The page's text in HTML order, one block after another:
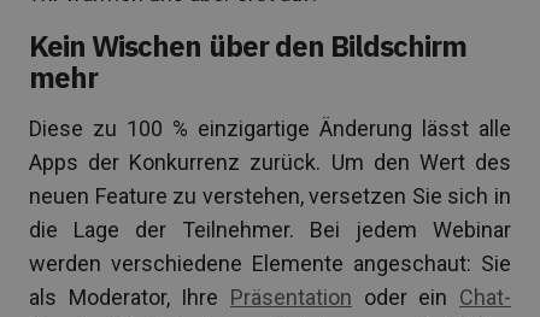
Kein Wischen über den Bildschirm
mehr
Diese zu 100 % einzigartige Änderung lässt alle
Apps der Konkurrenz zurück. Um den Wert des
neuen Feature zu verstehen, versetzen Sie sich in
die Lage der Teilnehmer. Bei jedem Webinar
werden verschiedene Elemente angeschaut: Sie
als Moderator, Ihre Präsentation oder ein Chat-